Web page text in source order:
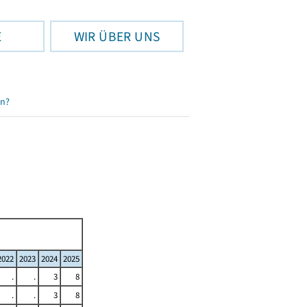
WIR ÜBER UNS
2023 2024 2025
. . 3
8
. . 3
8